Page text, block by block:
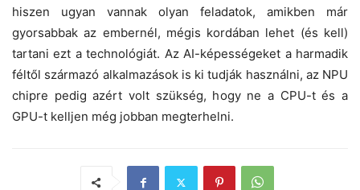
hiszen ugyan vannak olyan feladatok, amikben már
gyorsabbak az embernél, mégis kordában lehet (és kell)
tartani ezt a technológiát. Az AI-képességeket a harmadik
féltől származó alkalmazások is ki tudják használni, az NPU
chipre pedig azért volt szükség, hogy ne a CPU-t és a
GPU-t kelljen még jobban megterhelni.